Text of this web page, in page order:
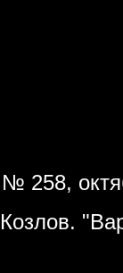
258,